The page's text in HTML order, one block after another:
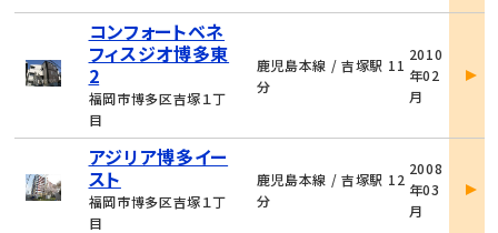
コンフォートベネ
フィスジオ博多東
2
福岡市博多区吉塚１丁
目
鹿児島本線 / 吉塚駅 11
分
2010
年02
月
詳
アジリア博多イー
スト
福岡市博多区吉塚１丁
目
鹿児島本線 / 吉塚駅 12
分
2008
年03
月
詳